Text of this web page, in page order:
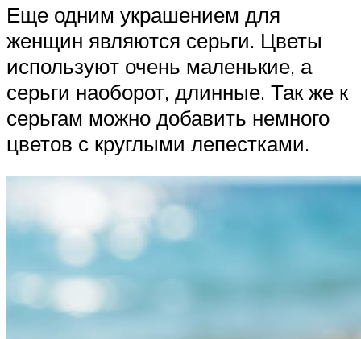
Еще одним украшением для
женщин являются серьги. Цветы
используют очень маленькие, а
серьги наоборот, длинные. Так же к
серьгам можно добавить немного
цветов с круглыми лепестками.